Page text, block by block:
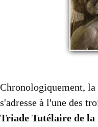
Chronologiquement, la
s'adresse à l'une des
Triade Tutélaire de